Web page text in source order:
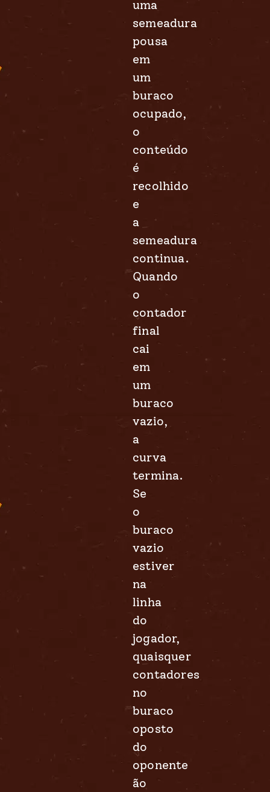
uma
semeadura
pousa
em
um
buraco
ocupado,
o
conteúdo
é
recolhido
e
a
semeadura
continua.
Quando
o
contador
final
cai
em
um
buraco
vazio,
a
curva
termina.
Se
o
buraco
vazio
estiver
na
linha
do
jogador,
quaisquer
contadores
no
buraco
oposto
do
oponente
ão